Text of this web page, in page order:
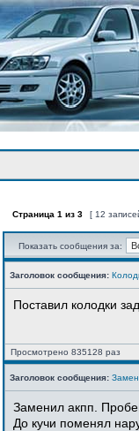
Страница 1 из 3 [ 12
Показать сообщения за:
Заголовок сообщения:
Поставил колодки
Просмотрено 835128 раз
Заголовок сообщения:
Заменил акпп.
До кучи поменял